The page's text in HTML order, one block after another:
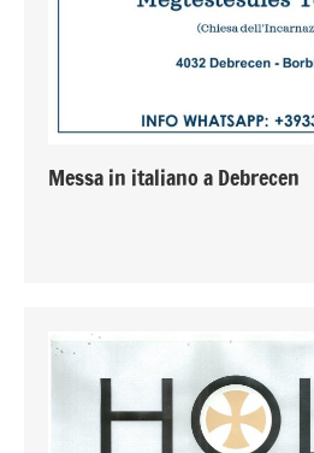
Messa in italiano a Debrecen